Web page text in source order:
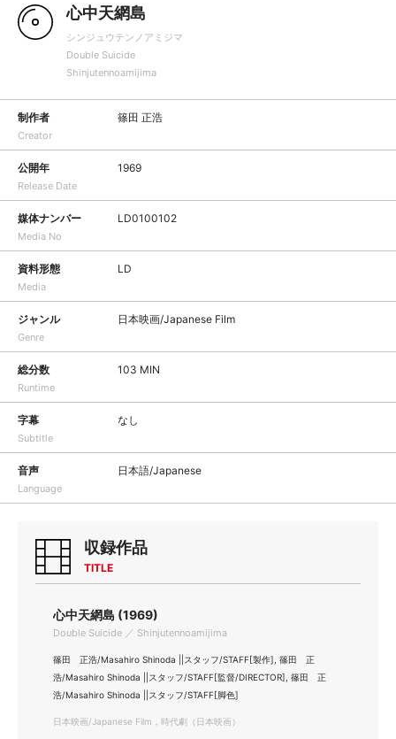
心中天網島
シンジュウテンノアミジマ
Double Suicide
Shinjutennoamijima
制作者
Creator
篠田 正浩
公開年
Release Date
1969
媒体ナンバー
Media No
LD0100102
資料形態
Media
LD
ジャンル
Genre
日本映画/Japanese Film
総分数
Runtime
103 MIN
字幕
Subtitle
なし
音声
Language
日本語/Japanese
収録作品
TITLE
心中天網島 (1969)
Double Suicide ／ Shinjutennoamijima
篠田 正浩/Masahiro Shinoda ||スタッフ/STAFF[製作], 篠田 正
浩/Masahiro Shinoda ||スタッフ/STAFF[監督/DIRECTOR], 篠田 正
浩/Masahiro Shinoda ||スタッフ/STAFF[脚色]
日本映画/Japanese Film，時代劇（日本映画）